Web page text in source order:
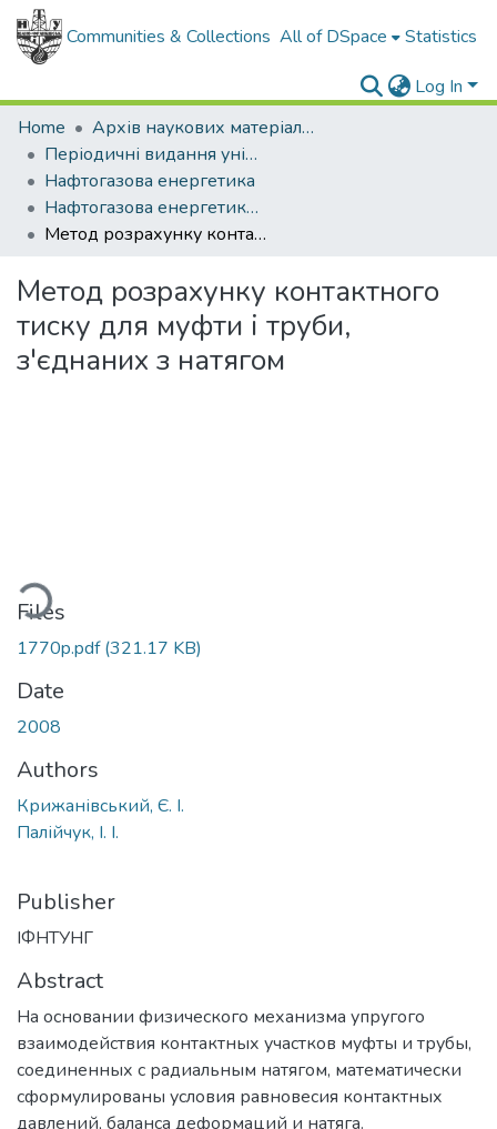
Communities & Collections All of DSpace Statistics
Log In
Home
Архів наукових матеріалів
Періодичні видання університету
Нафтогазова енергетика
Нафтогазова енергетика - 2008 - № 1
Метод розрахунку контактного тиску для муфти і труби, з'єднаних з натягом
Метод розрахунку контактного
тиску для муфти і труби,
з'єднаних з натягом
Files
1770p.pdf(321.17 KB)
Date
2008
Authors
Крижанівський, Є. І.
Палійчук, І. І.
Publisher
ІФНТУНГ
Abstract
На основании физического механизма упругого
взаимодействия контактных участков муфты и трубы,
соединенных с радиальным натягом, математически
сформулированы условия равновесия контактных
давлений, баланса деформаций и натяга.